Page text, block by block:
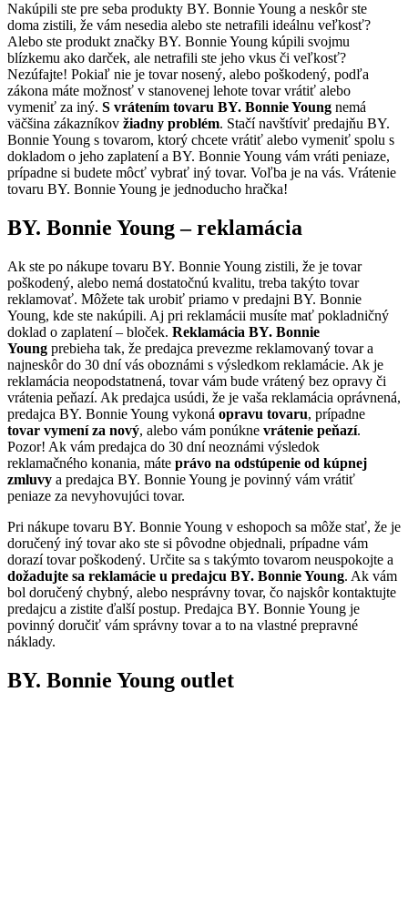
Nakúpili ste pre seba produkty BY. Bonnie Young a neskôr ste
doma zistili, že vám nesedia alebo ste netrafili ideálnu veľkosť?
Alebo ste produkt značky BY. Bonnie Young kúpili svojmu
blízkemu ako darček, ale netrafili ste jeho vkus či veľkosť?
Nezúfajte! Pokiaľ nie je tovar nosený, alebo poškodený, podľa
zákona máte možnosť v stanovenej lehote tovar vrátiť alebo
vymeniť za iný. S vrátením tovaru BY. Bonnie Young nemá
väčšina zákazníkov žiadny problém. Stačí navštíviť predajňu BY.
Bonnie Young s tovarom, ktorý chcete vrátiť alebo vymeniť spolu s
dokladom o jeho zaplatení a BY. Bonnie Young vám vráti peniaze,
prípadne si budete môcť vybrať iný tovar. Voľba je na vás. Vrátenie
tovaru BY. Bonnie Young je jednoducho hračka!
BY. Bonnie Young – reklamácia
Ak ste po nákupe tovaru BY. Bonnie Young zistili, že je tovar
poškodený, alebo nemá dostatočnú kvalitu, treba takýto tovar
reklamovať. Môžete tak urobiť priamo v predajni BY. Bonnie
Young, kde ste nakúpili. Aj pri reklamácii musíte mať pokladničný
doklad o zaplatení – bloček. Reklamácia BY. Bonnie
Young prebieha tak, že predajca prevezme reklamovaný tovar a
najneskôr do 30 dní vás oboznámi s výsledkom reklamácie. Ak je
reklamácia neopodstatnená, tovar vám bude vrátený bez opravy či
vrátenia peňazí. Ak predajca usúdi, že je vaša reklamácia oprávnená,
predajca BY. Bonnie Young vykoná opravu tovaru, prípadne
tovar vymení za nový, alebo vám ponúkne vrátenie peňazí.
Pozor! Ak vám predajca do 30 dní neoznámi výsledok
reklamačného konania, máte právo na odstúpenie od kúpnej
zmluvy a predajca BY. Bonnie Young je povinný vám vrátiť
peniaze za nevyhovujúci tovar.
Pri nákupe tovaru BY. Bonnie Young v eshopoch sa môže stať, že je
doručený iný tovar ako ste si pôvodne objednali, prípadne vám
dorazí tovar poškodený. Určite sa s takýmto tovarom neuspokojte a
dožadujte sa reklamácie u predajcu BY. Bonnie Young. Ak vám
bol doručený chybný, alebo nesprávny tovar, čo najskôr kontaktujte
predajcu a zistite ďalší postup. Predajca BY. Bonnie Young je
povinný doručiť vám správny tovar a to na vlastné prepravné
náklady.
BY. Bonnie Young outlet